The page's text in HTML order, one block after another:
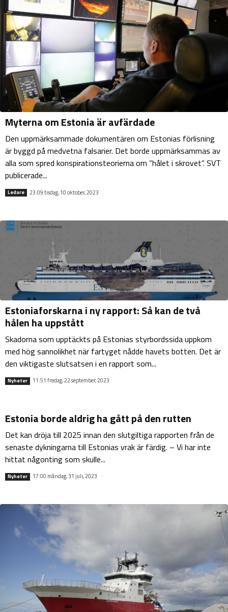
Myterna om Estonia är avfärdade
Den uppmärksammade dokumentären om Estonias förlisning
är byggd på medvetna falsarier. Det borde uppmärksammas av
alla som spred konspirationsteorierna om ”hålet i skrovet”. SVT
publicerade...
Ledare 23:09 tisdag, 10 oktober, 2023
Estoniaforskarna i ny rapport: Så kan de två
hålen ha uppstått
Skadorna som upptäckts på Estonias styrbordssida uppkom
med hög sannolikhet när fartyget nådde havets botten. Det är
den viktigaste slutsatsen i en rapport som...
Nyheter 11:51 fredag, 22 september, 2023
Estonia borde aldrig ha gått på den rutten
Det kan dröja till 2025 innan den slutgiltiga rapporten från de
senaste dykningarna till Estonias vrak är färdig. – Vi har inte
hittat någonting som skulle...
Nyheter 17:00 måndag, 31 juli, 2023